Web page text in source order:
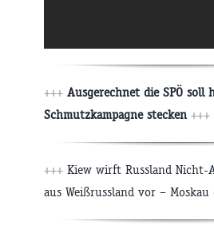
+++ Ausgerechnet die SPÖ
Schmutzkampagne stecken +++
+++ Kiew wirft Russland Nicht-
aus Weißrussland vor –